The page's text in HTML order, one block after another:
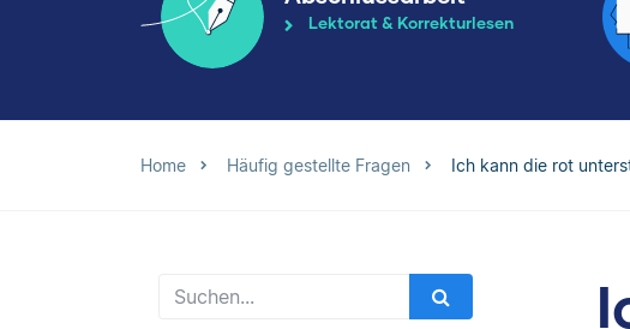
Lektorat & Korrekturlesen
Home Häufig gestellte Fragen Ich kann die rot